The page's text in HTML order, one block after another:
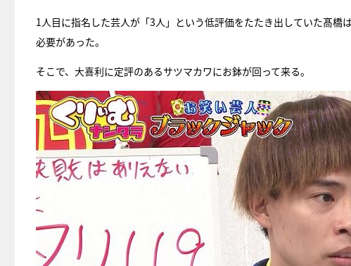
1人目に指名した芸人が「3人」という低評価をたたき出していた髙
必要があった。
そこで、大喜利に定評のあるサツマカワにお鉢が回って来る。